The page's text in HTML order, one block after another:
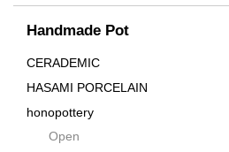
Cream
Crown
Distortion
Drop
DUNE
Flames
Handmade Pot
CERADEMIC
HASAMI PORCELAIN
honopottery
nocturne
Open